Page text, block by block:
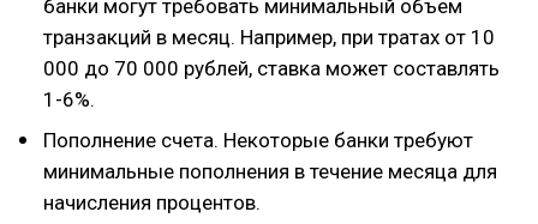
банки могут требовать минимальный объем
транзакций в месяц. Например, при тратах от 10
000 до 70 000 рублей, ставка может составлять
1-6%.
Пополнение счета. Некоторые банки требуют
минимальные пополнения в течение месяца для
начисления процентов.